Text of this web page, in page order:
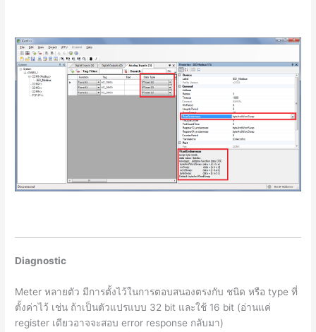
Diagnostic
Meter หลายตัว มีการตั้งไว้ในการตอบสนองตรงกับ ชนิด หรือ type ที่
ตั้งค่าไว้ เช่น ถ้าเป็นตัวแปรแบบ 32 bit และใช้ 16 bit (อ่านแค่
register เดียวอาจจะสอบ error response กลับมา)